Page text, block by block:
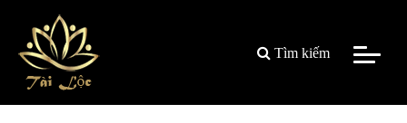
Tìm kiếm